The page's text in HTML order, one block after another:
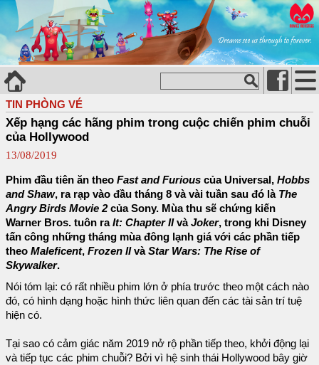
TIN PHÒNG VÉ
Xếp hạng các hãng phim trong cuộc chiến phim chuỗi
của Hollywood
13/08/2019
Phim đầu tiên ăn theo Fast and Furious của Universal, Hobbs
and Shaw, ra rạp vào đầu tháng 8 và vài tuần sau đó là The
Angry Birds Movie 2của Sony. Mùa thu sẽ chứng kiến
Warner Bros. tuôn raIt: Chapter IIvàJoker, trong khi Disney
tấn công những tháng mùa đông lạnh giá với các phần tiếp
theo Maleficent, Frozen IIvàStar Wars: The Rise of
Skywalker.
Nói tóm lại: có rất nhiều phim lớn ở phía trước theo một cách nào
đó, có hình dạng hoặc hình thức liên quan đến các tài sản trí tuệ
hiện có.
Tại sao có cảm giác năm 2019 nở rộ phần tiếp theo, khởi động lại
và tiếp tục các phim chuỗi? Bởi vì hệ sinh thái Hollywood bây giờ